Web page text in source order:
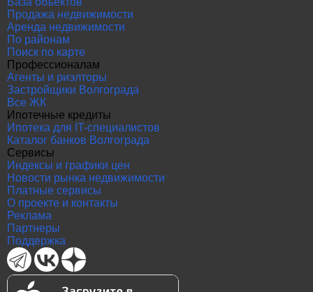
Продажа недвижимости
Аренда недвижимости
По районам
Поиск по карте
Профессионалам
Агенты и риэлторы
Застройщики Волгограда
Все ЖК
Ипотечные кредиты
Ипотека для IT-специалистов
Каталог банков Волгограда
Сервисы
Индексы и графики цен
Новости рынка недвижимости
Платные сервисы
О проекте и контакты
Реклама
Партнеры
Поддержка